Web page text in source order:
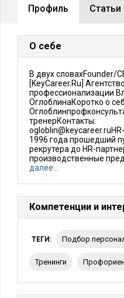
Профиль Cтатьи
О себе
В двух словахFounder/
[KeyCareer.Ru] Агентство
профессионализации
ОглоблинаКоротко о
тренерКонтакты:
1996 года прошедший
рекрутера до HR-
производственные
далее…
Компетенции и
ТЕГИ: подбор
тренинги